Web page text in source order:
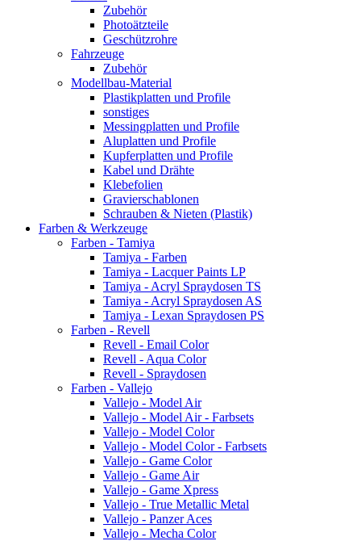
Zubehör
Photoätzteile
Geschützrohre
Fahrzeuge
Zubehör
Modellbau-Material
Plastikplatten und Profile
sonstiges
Messingplatten und Profile
Aluplatten und Profile
Kupferplatten und Profile
Kabel und Drähte
Klebefolien
Gravierschablonen
Schrauben & Nieten (Plastik)
Farben & Werkzeuge
Farben - Tamiya
Tamiya - Farben
Tamiya - Lacquer Paints LP
Tamiya - Acryl Spraydosen TS
Tamiya - Acryl Spraydosen AS
Tamiya - Lexan Spraydosen PS
Farben - Revell
Revell - Email Color
Revell - Aqua Color
Revell - Spraydosen
Farben - Vallejo
Vallejo - Model Air
Vallejo - Model Air - Farbsets
Vallejo - Model Color
Vallejo - Model Color - Farbsets
Vallejo - Game Color
Vallejo - Game Air
Vallejo - Game Xpress
Vallejo - True Metallic Metal
Vallejo - Panzer Aces
Vallejo - Mecha Color